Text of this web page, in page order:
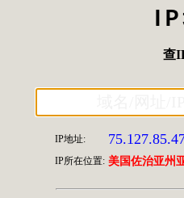
查
IP地址:
IP所在位置: 美国佐治亚州